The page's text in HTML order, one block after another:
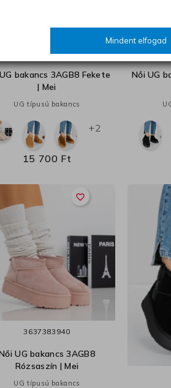
3940
bakancs 3AGB8 Fekete
| Mei
UG típusú bakancs
+2
15 700 Ft
Női UG
favorite_border
3637383940
UG bakancs 3AGB8
Rózsaszín | Mei
UG típusú bakancs
Mindent elfogad